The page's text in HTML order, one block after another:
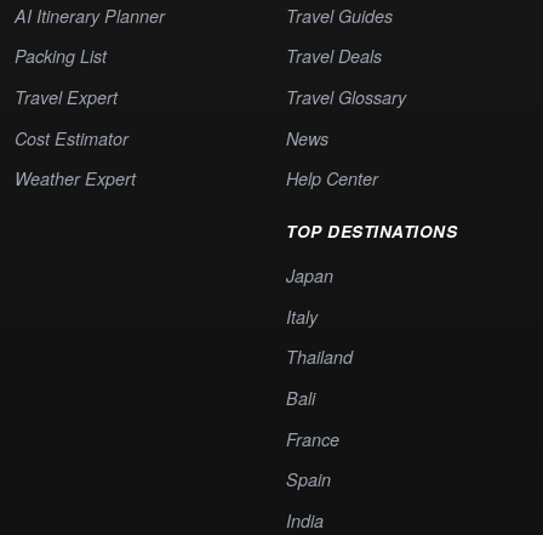
AI Itinerary Planner
Packing List
Travel Expert
Cost Estimator
Weather Expert
Travel Guides
Travel Deals
Travel Glossary
News
Help Center
TOP DESTINATIONS
Japan
Italy
Thailand
Bali
France
Spain
India